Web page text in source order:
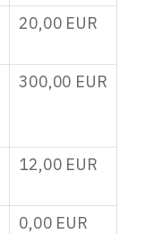
20,00 EUR
300,00 EUR
12,00 EUR
0,00 EUR